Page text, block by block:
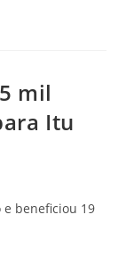
mil
Itu
beneficiou 19